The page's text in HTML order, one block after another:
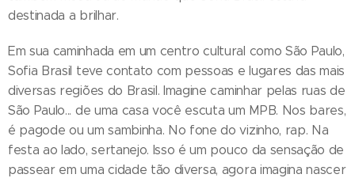
destinada a brilhar.
Em sua caminhada em um centro cultural como São Paulo,
Sofia Brasil teve contato com pessoas e lugares das mais
diversas regiões do Brasil. Imagine caminhar pelas ruas de
São Paulo... de uma casa você escuta um MPB. Nos bares,
é pagode ou um sambinha. No fone do vizinho, rap. Na
festa ao lado, sertanejo. Isso é um pouco da sensação de
passear em uma cidade tão diversa, agora imagina nascer